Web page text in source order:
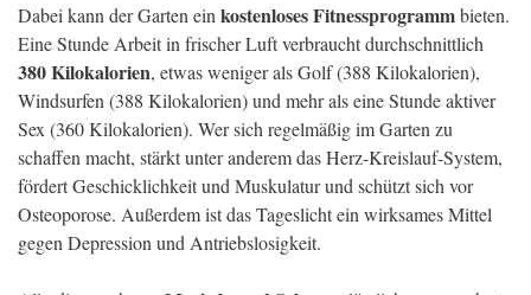
Dabei kann der Garten ein kostenloses Fitnessprogrammbieten.
Eine Stunde Arbeit in frischer Luft verbraucht durchschnittlich
380 Kilokalorien, etwas weniger als Golf (388 Kilokalorien),
Windsurfen (388 Kilokalorien) und mehr als eine Stunde aktiver
Sex (360 Kilokalorien). Wer sich regelmäßig im Garten zu
schaffen macht, stärkt unter anderem das Herz-Kreis­lauf-Sys­tem,
fördert Geschicklichkeit und Muskulatur und schützt sich vor
Osteoporose. Außerdem ist das Tageslicht ein wirksames Mittel
gegen Depression und Antriebslosigkeit.